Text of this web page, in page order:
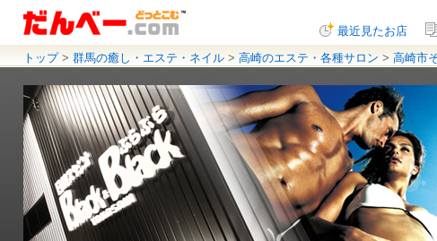
最近見たお店
トップ> 群馬の癒し・エステ・ネイル > 高崎のエステ・各種サロン > 高崎市